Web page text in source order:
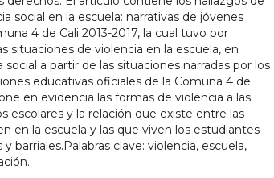
social en la escuela: narrativas de jóvenes
4 de Cali 2013-2017, la cual tuvo por
situaciones de violencia en la escuela, en
social a partir de las situaciones narradas por los
educativas oficiales de la Comuna 4 de
en evidencia las formas de violencia a las
escolares y la relación que existe entre las
en la escuela y las que viven los estudiantes
barriales.Palabras clave: violencia, escuela,